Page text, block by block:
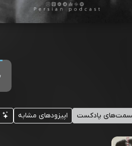
پادکست اپیزودهای مشابه